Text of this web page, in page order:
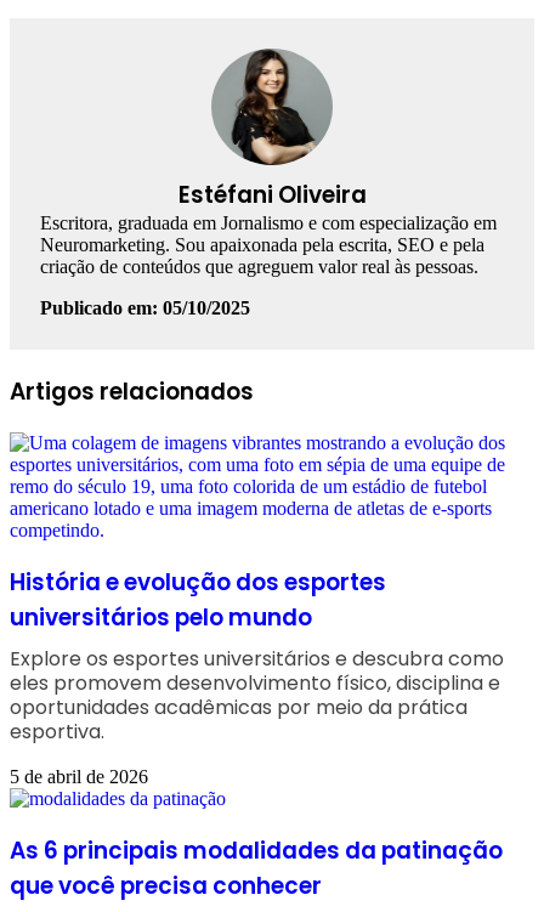
Estéfani Oliveira
Escritora, graduada em Jornalismo e com especialização em
Neuromarketing. Sou apaixonada pela escrita, SEO e pela
criação de conteúdos que agreguem valor real às pessoas.
Publicado em: 05/10/2025
Facebook
Linkedin
WhatsApp
Telegram
Artigos relacionados
História e evolução dos esportes
universitários pelo mundo
Explore os esportes universitários e descubra como
eles promovem desenvolvimento físico, disciplina e
oportunidades acadêmicas por meio da prática
esportiva.
5 de abril de 2026
As 6 principais modalidades da patinação
que você precisa conhecer